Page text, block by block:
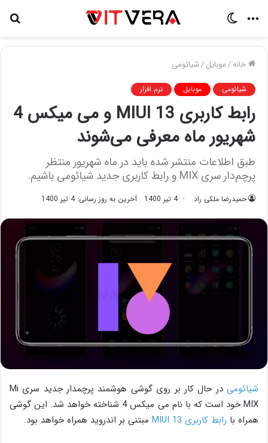
منو
خانه/موبایل/شیائومی
شیائومی موبایل نرم افزار
رابط کاربری MIUI 13 و می میکس 4
شهریور ماه معرفی می‌شوند
طبق اطلاعات منتشر شده باید در ماه شهریور منتظر
پرچم‌دار سری MIX و رابط کاربری جدید شیائومی باشیم.
حمیدرضا ملکی راد 4 تیر 1400 آخرین به روز رسانی: 4 تیر 1400
شیائومی
در حال کار بر روی گوشی هوشمند پرچمدار جدید سری Mi
MIX خود است که با نام می میکس 4 شناخته خواهد شد. این گوشی
همراه با رابط کاربری MIUI 13 مبتنی بر اندروید همراه خواهد بود.